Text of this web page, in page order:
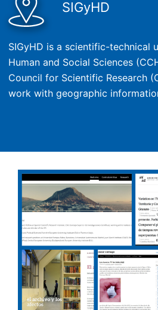
SIGyHD
SIGyHD is a scientific-technical
Human and Social Sciences
Council for Scientific Research
work with geographic